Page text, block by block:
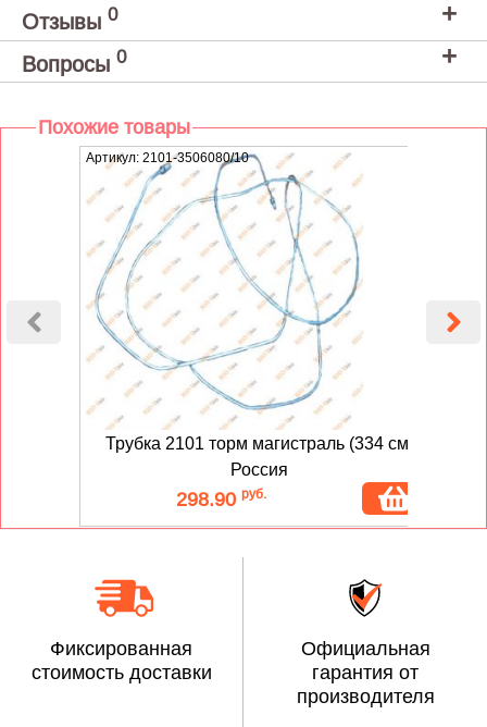
Отзывы 0
Вопросы 0
Похожие товары
Артикул: 2101-3506080/10
Трубка 2101 торм магистраль (334 см)
Россия
298.90 руб.
Фиксированная
стоимость доставки
Официальная
гарантия от
производителя